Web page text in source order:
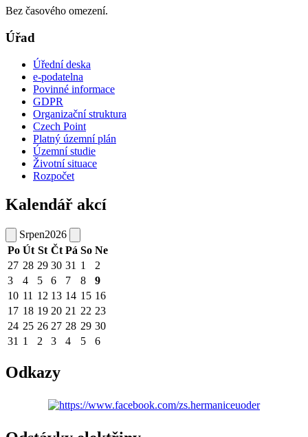
Bez časového omezení.
Úřad
Úřední deska
e-podatelna
Povinné informace
GDPR
Organizační struktura
Czech Point
Platný územní plán
Územní studie
Životní situace
Rozpočet
Kalendář akcí
Srpen2026
Po Út St Čt Pá So Ne
27 28 29 30 31 1
2
3
4 5 6 7 8
9
10 11 12 13 14 15 16
17 18 19 20 21 22 23
24 25 26 27 28 29 30
31 1 2 3 4 5 6
Odkazy